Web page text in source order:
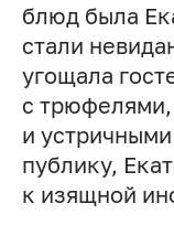
блюд была
стали
угощала
с
и
публику,
к изящной